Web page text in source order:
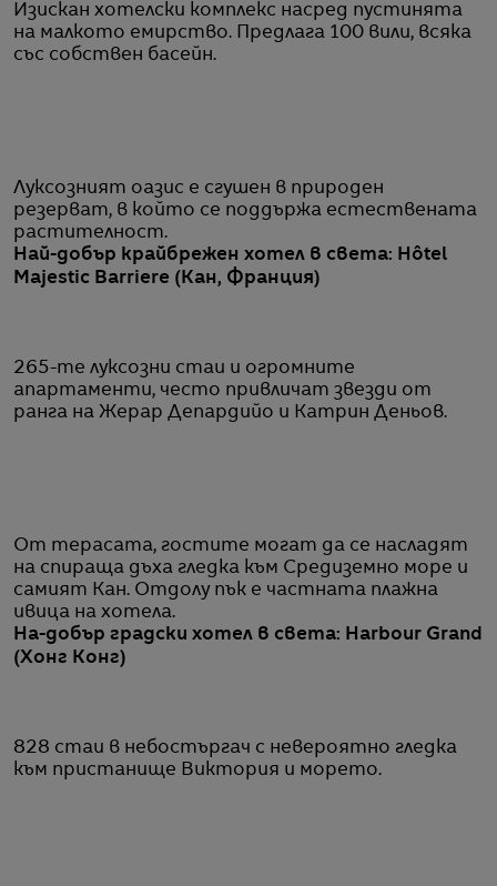
Изискан хотелски комплекс насред пустинята
на малкото емирство. Предлага 100 вили, всяка
със собствен басейн.
Луксозният оазис е сгушен в природен
резерват, в който се поддържа естествената
растителност.
Най-добър крайбрежен хотел в света: Hôtel
Majestic Barriere (Кан, Франция)
265-те луксозни стаи и огромните
апартаменти, често привличат звезди от
ранга на Жерар Депардийо и Катрин Деньов.
От терасата, гостите могат да се насладят
на спираща дъха гледка към Средиземно море и
самият Кан. Отдолу пък е частната плажна
ивица на хотела.
На-добър градски хотел в света: Harbour Grand
(Хонг Конг)
828 стаи в небостъргач с невероятно гледка
към пристанище Виктория и морето.